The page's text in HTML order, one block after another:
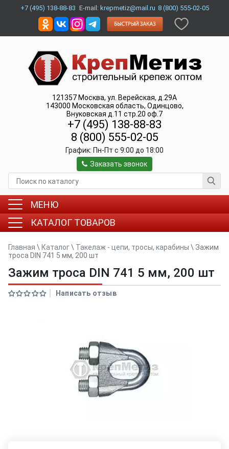
+7 (495) 138-88-83 E-mail: krepmetiz@mail.ru 8 (800) 555-02-05
121357 Москва, ул. Верейская, д.29А
143000 Московская область, Одинцово,
Внуковская д.11 стр.20 оф.7
+7 (495) 138-88-83
8 (800) 555-02-05
График: Пн-Пт c 9:00 до 18:00
Заказать звонок
МЕНЮ
КАТАЛОГ ТОВАРОВ
Главная \ Каталог\ Такелаж - цепи, тросы, карабины \ Зажим
троса DIN 741 5 мм, 200 шт
Зажим троса DIN 741 5 мм, 200 шт
Написать отзыв